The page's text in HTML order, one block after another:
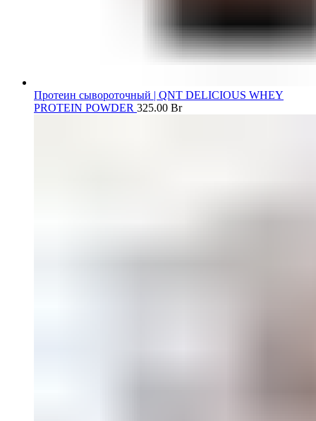
Протеин сывороточный | QNT DELICIOUS WHEY
PROTEIN POWDER 325.00 Br